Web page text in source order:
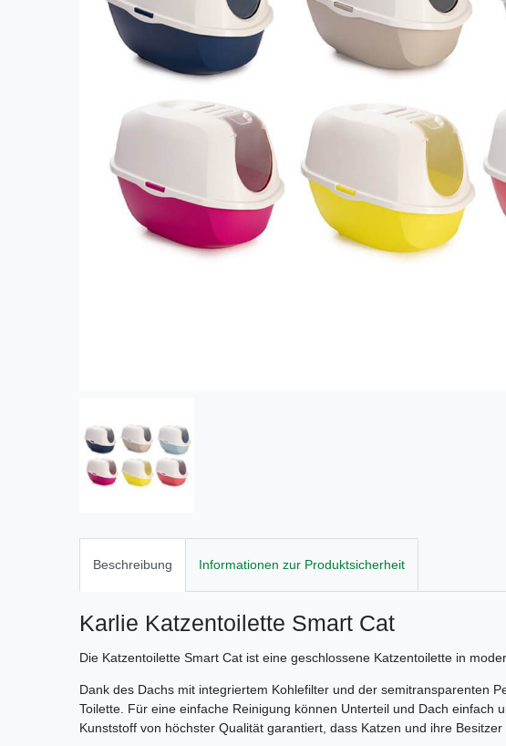
Beschreibung Informationen zur Produktsicherheit
Karlie Katzentoilette Smart Cat
Die Katzentoilette Smart Cat ist eine geschlossene Katzentoilette in
Dank des Dachs mit integriertem Kohlefilter und der semitransparenten
Toilette. Für eine einfache Reinigung können Unterteil und Dach
Kunststoff von höchster Qualität garantiert, dass Katzen und ihre